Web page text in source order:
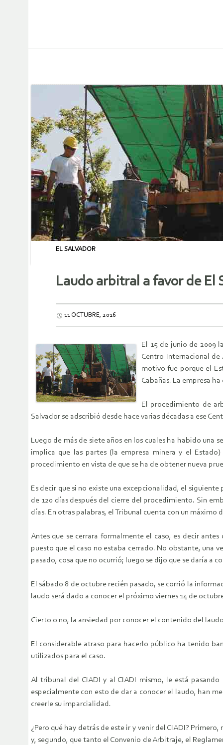
EL SALVADOR
Laudo arbitral a favor de El
11 OCTUBRE, 2016
El 15 de junio de 2009
Centro Internacional de
motivo fue porque el
Cabañas. La empresa
El procedimiento de
Salvador se adscribió desde hace varias décadas a ese
Luego de más de siete años en los cuales ha habido
implica que las partes (la empresa minera y el
procedimiento en vista de que se ha de obtener nueva
Es decir que si no existe una excepcionalidad, el
de 120 días después del cierre del procedimiento. Sin
días. En otras palabras, el Tribunal cuenta con un
Antes que se cerrara formalmente el caso, es decir
puesto que el caso no estaba cerrado. No obstante, una
pasado, cosa que no ocurrió; luego se dijo que se daría a
El sábado 8 de octubre recién pasado, se corrió la
laudo será dado a conocer el próximo viernes 14 de
Cierto o no, la ansiedad por conocer el contenido del
El considerable atraso para hacerlo público ha tenido
utilizados para el caso.
Al tribunal del CIADI y al CIADI mismo, le está
especialmente con esto de dar a conocer el laudo, han
creerle su imparcialidad.
¿Pero qué hay detrás de este ir y venir del CIADI?
y, segundo, que tanto el Convenio de Arbitraje, el